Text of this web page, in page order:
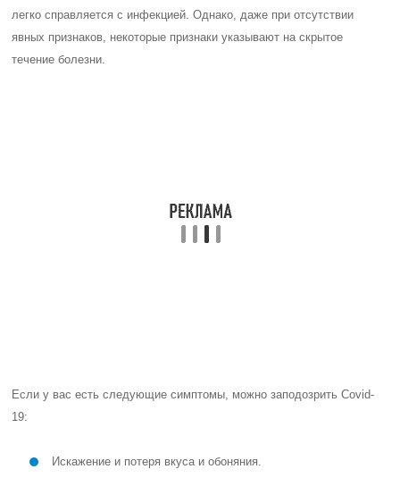
легко справляется с инфекцией. Однако, даже при отсутствии
явных признаков, некоторые признаки указывают на скрытое
течение болезни.
Если у вас есть следующие симптомы, можно заподозрить Covid-
19:
Искажение и потеря вкуса и обоняния.